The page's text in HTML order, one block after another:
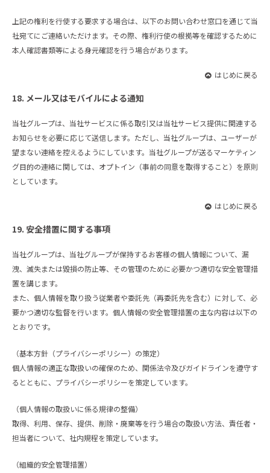
上記の権利を行使する要求する場合は、以下のお問い合わせ窓口を通じて当
社宛てにご連絡いただけます。その際、権利行使の根拠等を確認するために
本人確認書類等による身元確認を行う場合があります。
はじめに戻る
18. メール又はモバイルによる通知
当社グループは、当社サービスに係る取引又は当社サービス提供に関連する
お知らせを必要に応じて送信します。ただし、当社グループは、ユーザーが
望まない連絡を控えるようにしています。当社グループが送るマーケティン
グ目的の連絡に関しては、オプトイン（事前の同意を取得すること）を原則
としています。
はじめに戻る
19. 安全措置に関する事項
当社グループは、当社グループが保持するお客様の個人情報について、漏
洩、滅失または毀損の防止等、その管理のために必要かつ適切な安全管理措
置を講じます。
また、個人情報を取り扱う従業者や委託先（再委託先を含む）に対して、必
要かつ適切な監督を行います。個人情報の安全管理措置の主な内容は以下の
とおりです。
（基本方針（プライバシーポリシー）の策定）
個人情報の適正な取扱いの確保のため、関係法令及びガイドラインを遵守す
るとともに、プライバシーポリシーを策定しています。
（個人情報の取扱いに係る規律の整備）
取得、利用、保存、提供、削除・廃棄等を行う場合の取扱い方法、責任者・
担当者について、社内規程を策定しています。
（組織的安全管理措置）